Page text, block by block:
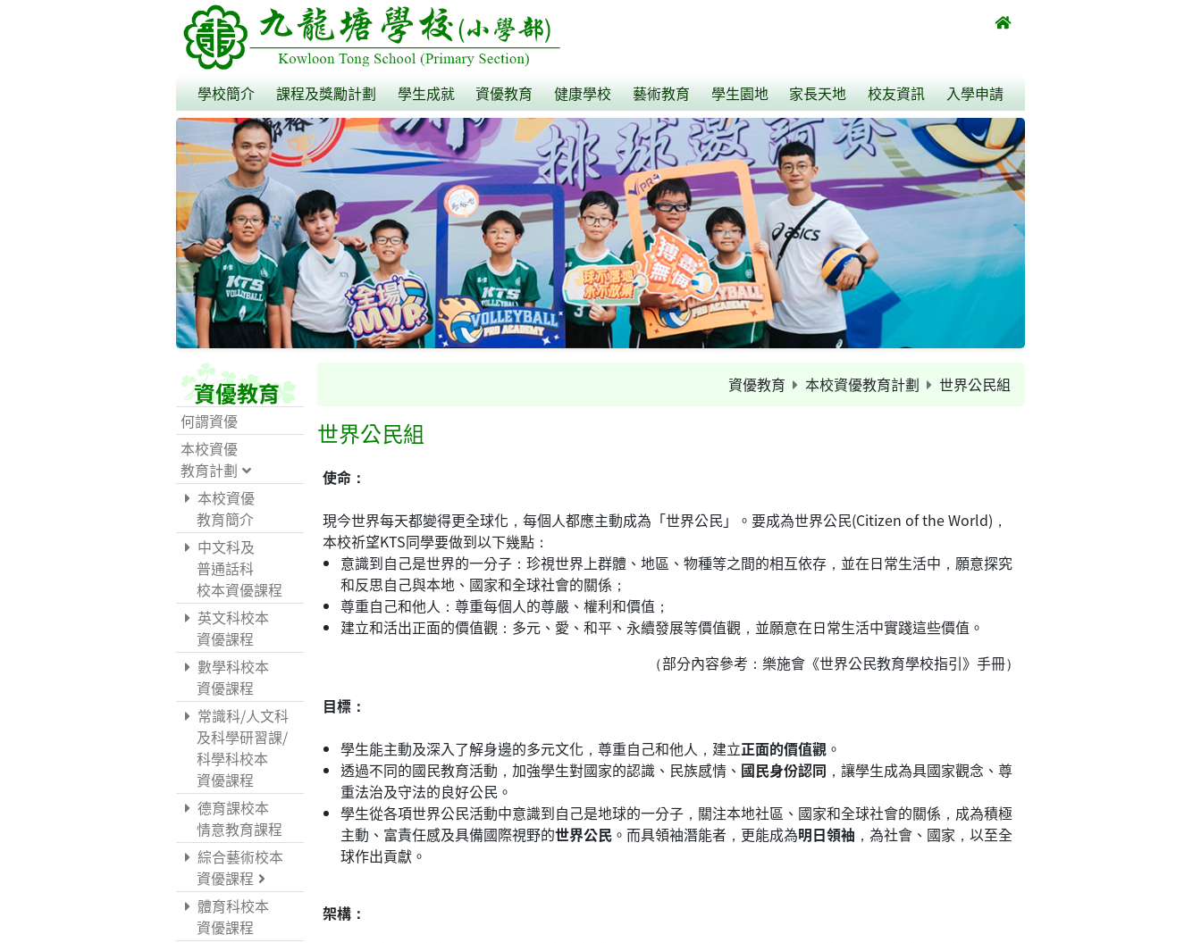
學校簡介 課程及獎勵計劃 學生成就 資優教育 健康學校 藝術教育 學生園地 家長天地 校友資訊 入學申請
資優教育
何謂資優
本校資優
教育計劃
本校資優
教育簡介
中文科及
普通話科
校本資優課程
英文科校本
資優課程
數學科校本
資優課程
常識科/人文科
及科學研習課/
科學科校本
資優課程
德育課校本
情意教育課程
綜合藝術校本
資優課程
體育科校本
資優課程
資優教育 本校資優教育計劃 世界公民組
世界公民組
使命：
現今世界每天都變得更全球化，每個人都應主動成為「世界公民」。要成為世界公民(Citizen of the World)，
本校祈望KTS同學要做到以下幾點：
意識到自己是世界的一分子：珍視世界上群體、地區、物種等之間的相互依存，並在日常生活中，願意探究
和反思自己與本地、國家和全球社會的關係；
尊重自己和他人：尊重每個人的尊嚴、權利和價值；
建立和活出正面的價值觀：多元、愛、和平、永續發展等價值觀，並願意在日常生活中實踐這些價值。
（部分內容參考：樂施會《世界公民教育學校指引》手冊）
目標：
學生能主動及深入了解身邊的多元文化，尊重自己和他人，建立正面的價值觀 。
透過不同的國民教育活動，加強學生對國家的認識、民族感情、 國民身份認同 ，讓學生成為具國家觀念、尊
重法治及守法的良好公民。
學生從各項世界公民活動中意識到自己是地球的一分子，關注本地社區、國家和全球社會的關係，成為積極
主動、富責任感及具備國際視野的世界公民 。而具領袖潛能者，更能成為明日領袖 ，為社會、國家，以至全
球作出貢獻。
架構：